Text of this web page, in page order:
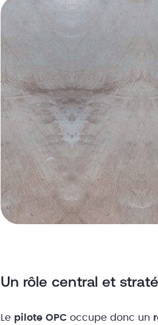
Un rôle central et
Le pilote OPC occupe donc un